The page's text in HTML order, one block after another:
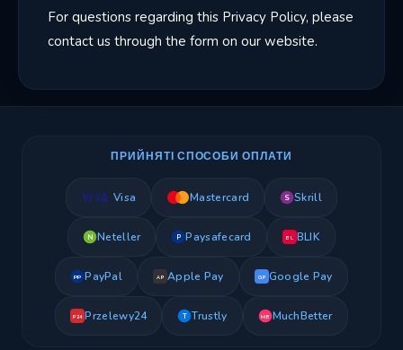
For questions regarding this Privacy Policy, please
contact us through the form on our website.
ПРИЙНЯТІ СПОСОБИ ОПЛАТИ
Visa Mastercard S Skrill
N Neteller P Paysafecard BL BLIK
PP PayPal AP Apple Pay GP Google Pay
P24 Przelewy24 T Trustly MB MuchBetter